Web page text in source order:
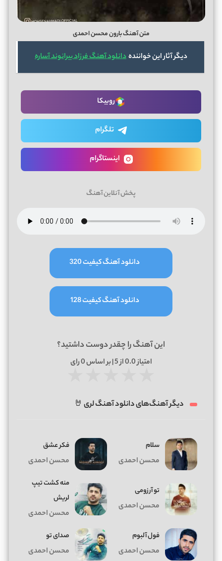
متن آهنگ بارون محسن احمدی
دیگر آثار این خوانندهدانلود آهنگ فرزاد بیرانوند آساره
روبیکا
تلگرام
اینستاگرام
پخش آنلاین آهنگ
دانلود آهنگ کیفیت 320
دانلود آهنگ کیفیت 128
این آهنگ را چقدر دوست داشتید؟
امتیاز0.0از 5 | بر اساس 0رای
دیگر آهنگ‌های دانلود آهنگ لری 🤘
سلام
محسن احمدی
فکر عشق
محسن احمدی
تو آرزومی
محسن احمدی
منه کشت تیپ
لریش
محسن احمدی
فول آلبوم
محسن احمدی
صدای تو
محسن احمدی